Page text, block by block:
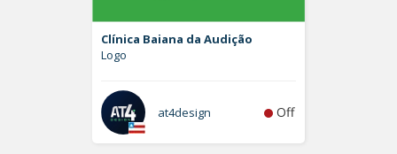
Clínica Baiana da Audição
Logo
at4design Off